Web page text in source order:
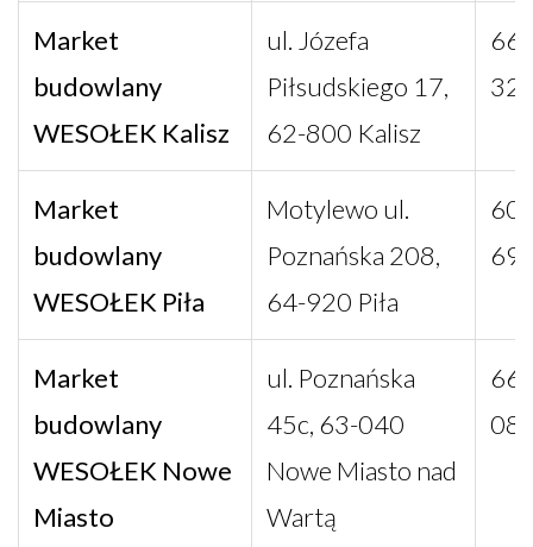
Market
budowlany
WESOŁEK Kalisz
ul. Józefa
Piłsudskiego 17,
62-800 Kalisz
Market
budowlany
WESOŁEK Piła
Motylewo ul.
Poznańska 208,
64-920 Piła
Market
budowlany
WESOŁEK Nowe
Miasto
ul. Poznańska
45c, 63-040
Nowe Miasto nad
Wartą